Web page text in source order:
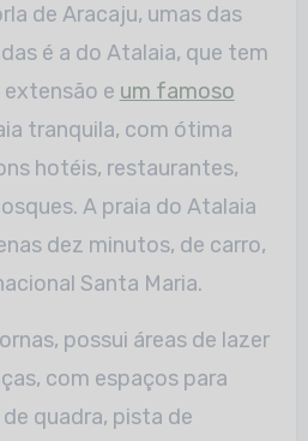
de Aracaju, umas das
é a do Atalaia, que tem
e um famoso
tranquila, com ótima
hotéis, restaurantes,
A praia do Atalaia
dez minutos, de carro,
Santa Maria.
possui áreas de lazer
com espaços para
quadra, pista de